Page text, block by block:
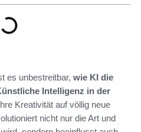
es unbestreitbar, wie KI die
Intelligenz in der
Kreativität auf völlig neue
nicht nur die Art und